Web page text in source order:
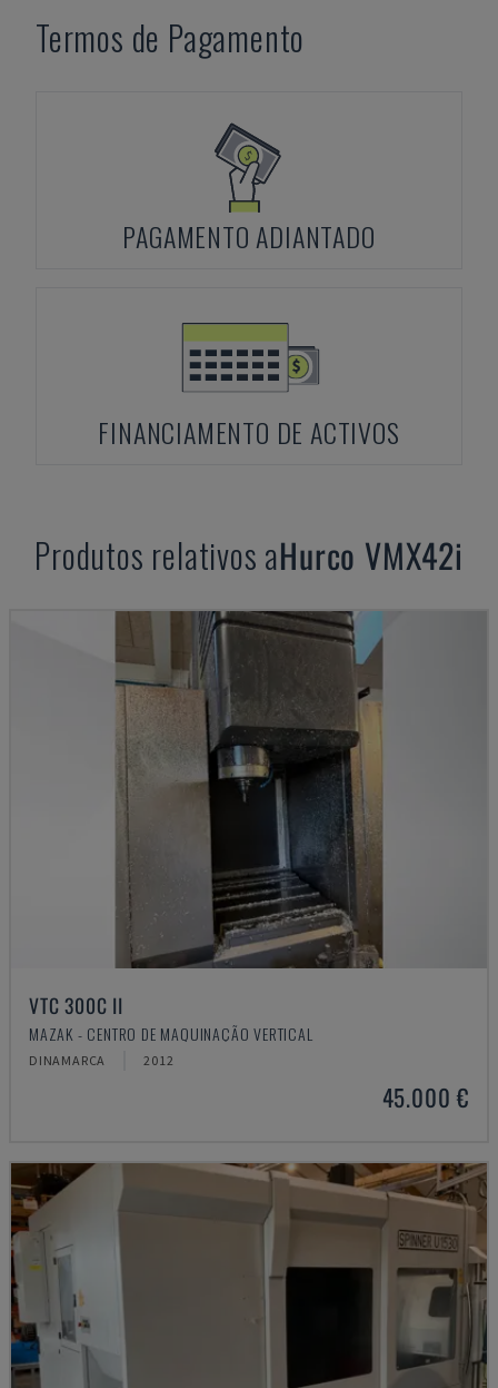
Termos de Pagamento
PAGAMENTO ADIANTADO
FINANCIAMENTO DE ACTIVOS
Produtos relativos aHurco VMX42i
VTC 300C II
MAZAK - CENTRO DE MAQUINAÇÃO VERTICAL
DINAMARCA 2012
45.000 €